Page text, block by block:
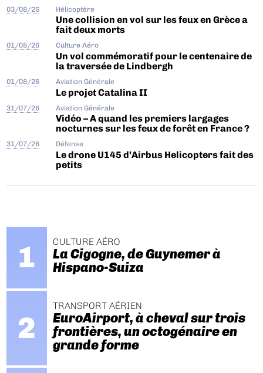
03/08/26 Hélicoptère
Une collision en vol sur les feux en Grèce a
fait deux morts
01/08/26 Culture Aéro
Un vol commémoratif pour le centenaire de
la traversée de Lindbergh
01/08/26 Aviation Générale
Le projet Catalina II
31/07/26 Aviation Générale
Vidéo – A quand les premiers largages
nocturnes sur les feux de forêt en France ?
31/07/26 Défense
Le drone U145 d’Airbus Helicopters fait des
petits
CULTURE AÉRO
La Cigogne, de Guynemer à
Hispano-Suiza
TRANSPORT AÉRIEN
EuroAirport, à cheval sur trois
frontières, un octogénaire en
grande forme